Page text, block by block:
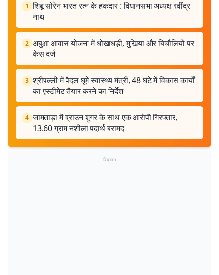
1 शिबू सोरेन भारत रत्न के हकदार : विधानसभा अध्यक्ष रवींद्र
नाथ
2 अबुआ आवास योजना में धोखाधड़ी, मुखिया और बिचौलियों पर
केस दर्ज
3 श्रीपल्ली में पैदल घूमे स्वास्थ्य मंत्री, 48 घंटे में विकास कार्यों
का एस्टीमेट तैयार करने का निर्देश
4 जामताड़ा में ब्राउन शुगर के साथ एक आरोपी गिरफ्तार,
13.60 ग्राम नशीला पदार्थ बरामद
विज्ञापन